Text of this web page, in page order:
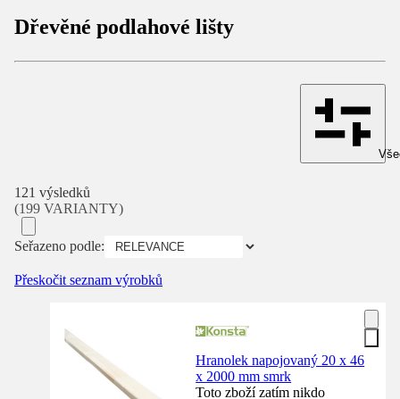
Dřevěné podlahové lišty
121 výsledků
(199 VARIANTY)
Seřazeno podle:
Přeskočit seznam výrobků
Hranolek napojovaný 20 x 46
x 2000 mm smrk
Toto zboží zatím nikdo